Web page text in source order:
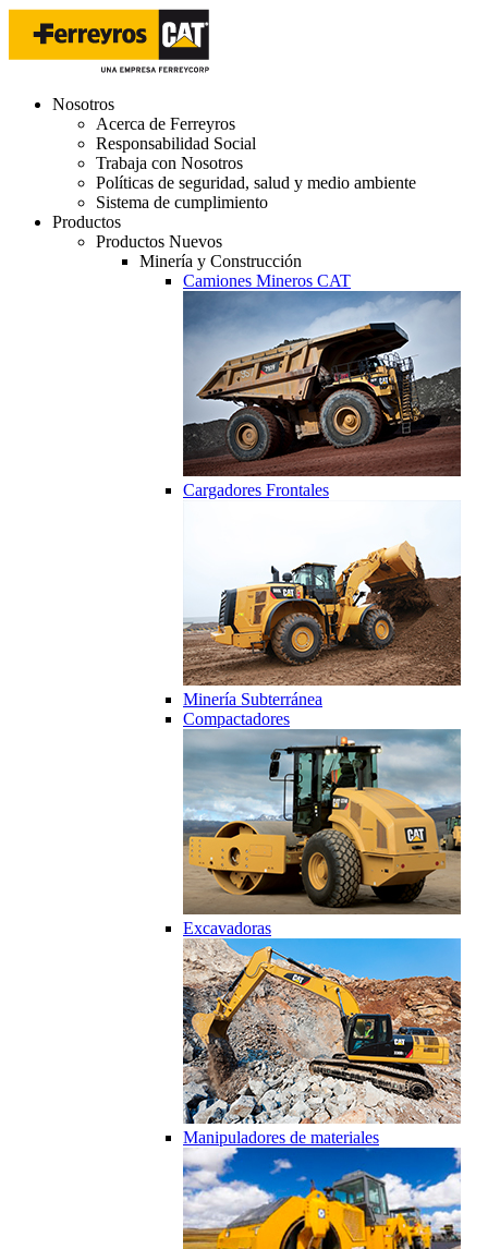
Nosotros
Acerca de Ferreyros
Responsabilidad Social
Trabaja con Nosotros
Políticas de seguridad, salud y medio ambiente
Sistema de cumplimiento
Productos
Productos Nuevos
Minería y Construcción
Camiones Mineros CAT
Cargadores Frontales
Minería Subterránea
Compactadores
Excavadoras
Manipuladores de materiales